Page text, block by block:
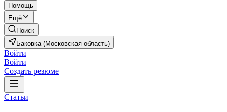
Помощь
Ещё
Поиск
Баковка (Московская область)
Войти
Войти
Создать резюме
Статьи